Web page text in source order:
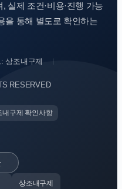
실제 조건·비용·진행 가능
을 통해 별도로 확인하는
상조내구제
RESERVED
내구제 확인사항
상조내구제